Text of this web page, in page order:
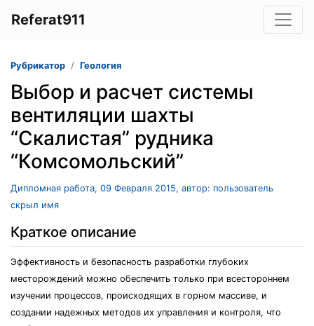
Referat911
Рубрикатор Геология
Выбор и расчет системы
вентиляции шахты
“Скалистая” рудника
“Комсомольский”
Дипломная работа, 09 Февраля 2015, автор: пользователь
скрыл имя
Краткое описание
Эффективность и безопасность разработки глубоких
месторождений можно обеспечить только при всестороннем
изучении процессов, происходящих в горном массиве, и
создании надежных методов их управления и контроля, что